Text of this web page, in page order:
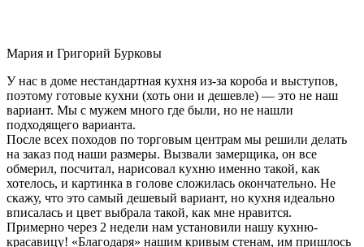
Мария и Григорий Бурковы
У нас в доме нестандартная кухня из-за короба и выступов,
поэтому готовые кухни (хоть они и дешевле) — это не наш
вариант. Мы с мужем много где были, но не нашли
подходящего варианта.
После всех походов по торговым центрам мы решили делать
на заказ под наши размеры. Вызвали замерщика, он все
обмерил, посчитал, нарисовал кухню именно такой, как
хотелось, и картинка в голове сложилась окончательно. Не
скажу, что это самый дешевый вариант, но кухня идеально
вписалась и цвет выбрала такой, как мне нравится.
Примерно через 2 недели нам установили нашу кухню-
красавицу! «Благодаря» нашим кривым стенам, им пришлось